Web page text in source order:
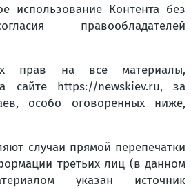
использование Контента без
правообладателей
прав на все материалы,
сайте https://newskiev.ru, за
особо оговоренных ниже,
случаи прямой перепечатки
третьих лиц (в данном
указан источник